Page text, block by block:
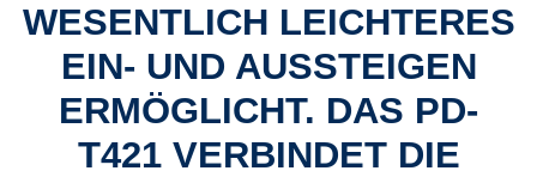
WESENTLICH LEICHTERES
EIN- UND AUSSTEIGEN
ERMÖGLICHT. DAS PD-
T421 VERBINDET DIE